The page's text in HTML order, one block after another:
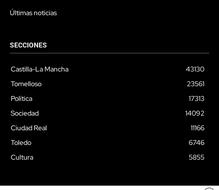
Últimas noticias
SECCIONES
Castilla-La Mancha
43130
Tomelloso
23561
Política
17313
Sociedad
14092
Ciudad Real
11166
Toledo
6746
Cultura
5855